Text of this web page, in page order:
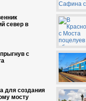
север в
с
для создания
мосту